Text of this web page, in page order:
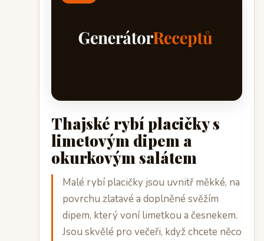
Thajské rybí placičky s
limetovým dipem a
okurkovým salátem
Malé rybí placičky jsou uvnitř měkké, na
povrchu zlatavé a doplněné svěžím
dipem, který voní limetkou a česnekem.
Jsou skvělé pro večeři, když chcete něco